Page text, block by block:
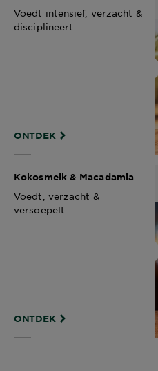
Voedt intensief, verzacht &
disciplineert​
ONTDEK
Kokosmelk & Macadamia​
Voedt, verzacht &
versoepelt​
ONTDEK